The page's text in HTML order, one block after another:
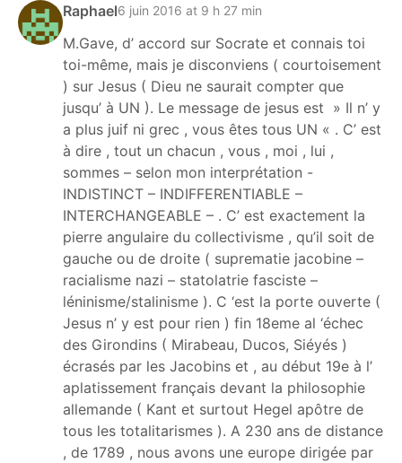
Raphael6 juin 2016 at 9 h 27 min
M.Gave, d’ accord sur Socrate et connais toi
toi-même, mais je disconviens ( courtoisement
) sur Jesus ( Dieu ne saurait compter que
jusqu’ à UN ). Le message de jesus est » Il n’ y
a plus juif ni grec , vous êtes tous UN « . C’ est
à dire , tout un chacun , vous , moi , lui ,
sommes – selon mon interprétation -
INDISTINCT – INDIFFERENTIABLE –
INTERCHANGEABLE – . C’ est exactement la
pierre angulaire du collectivisme , qu’il soit de
gauche ou de droite ( suprematie jacobine –
racialisme nazi – statolatrie fasciste –
léninisme/stalinisme ). C ‘est la porte ouverte (
Jesus n’ y est pour rien ) fin 18eme al ‘échec
des Girondins ( Mirabeau, Ducos, Siéyés )
écrasés par les Jacobins et , au début 19e à l’
aplatissement français devant la philosophie
allemande ( Kant et surtout Hegel apôtre de
tous les totalitarismes ). A 230 ans de distance
, de 1789 , nous avons une europe dirigée par